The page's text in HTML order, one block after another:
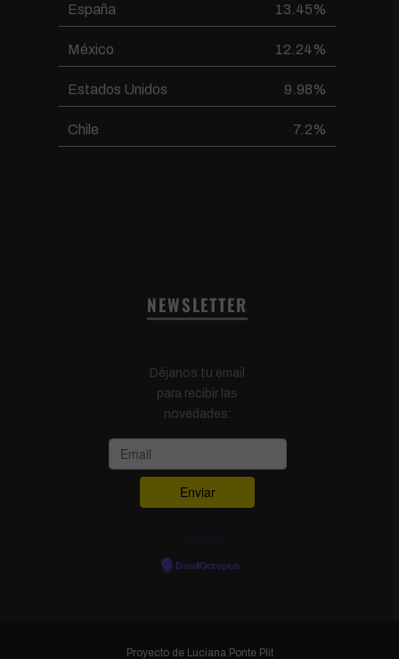
España 13.45%
México 12.24%
Estados Unidos 9.98%
Chile 7.2%
NEWSLETTER
Déjanos tu email
para recibir las
novedades:
EmailOctopus
Proyecto de Luciana Ponte Plit